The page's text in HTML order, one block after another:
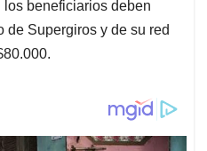
beneficiarios deben
de Supergiros y de su red